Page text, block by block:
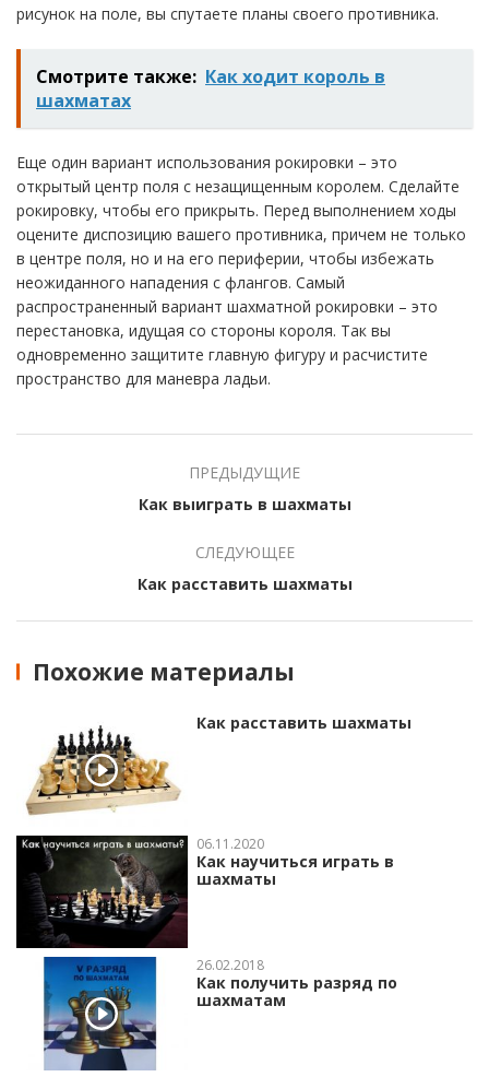
рисунок на поле, вы спутаете планы своего противника.
Смотрите также: Как ходит король в
шахматах
Еще один вариант использования рокировки – это
открытый центр поля с незащищенным королем. Сделайте
рокировку, чтобы его прикрыть. Перед выполнением ходы
оцените диспозицию вашего противника, причем не только
в центре поля, но и на его периферии, чтобы избежать
неожиданного нападения с флангов. Самый
распространенный вариант шахматной рокировки – это
перестановка, идущая со стороны короля. Так вы
одновременно защитите главную фигуру и расчистите
пространство для маневра ладьи.
ПРЕДЫДУЩИЕ
Как выиграть в шахматы
СЛЕДУЮЩЕЕ
Как расставить шахматы
Похожие материалы
Как расставить шахматы
06.11.2020
Как научиться играть в
шахматы
26.02.2018
Как получить разряд по
шахматам